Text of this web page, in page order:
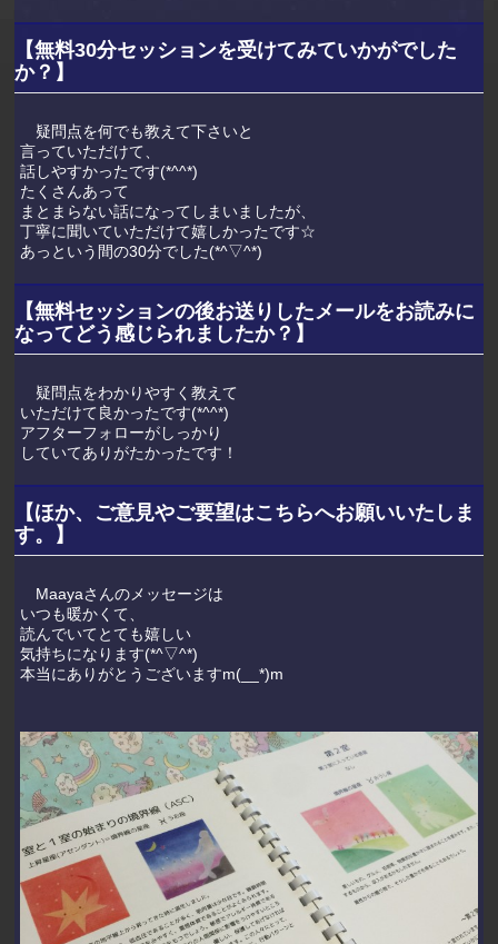
【無料30分セッションを受けてみていかがでした
か？】
疑問点を何でも教えて下さいと
言っていただけて、
話しやすかったです(*^^*)
たくさんあって
まとまらない話になってしまいましたが、
丁寧に聞いていただけて嬉しかったです☆
あっという間の30分でした(*^▽^*)
【無料セッションの後お送りしたメールをお読みに
なってどう感じられましたか？】
疑問点をわかりやすく教えて
いただけて良かったです(*^^*)
アフターフォローがしっかり
していてありがたかったです！
【ほか、ご意見やご要望はこちらへお願いいたしま
す。】
Maayaさんのメッセージは
いつも暖かくて、
読んでいてとても嬉しい
気持ちになります(*^▽^*)
本当にありがとうございますm(__*)m